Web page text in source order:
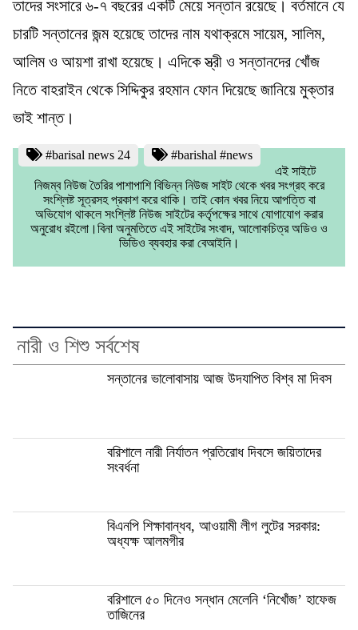
তাদের সংসারে ৬-৭ বছরের একটি মেয়ে সন্তান রয়েছে। বর্তমানে যে
চারটি সন্তানের জন্ম হয়েছে তাদের নাম যথাক্রমে সায়েম, সালিম,
আলিম ও আয়শা রাখা হয়েছে। এদিকে স্ত্রী ও সন্তানদের খোঁজ
নিতে বাহরাইন থেকে সিদ্দিকুর রহমান ফোন দিয়েছে জানিয়ে মুক্তার
ভাই শান্ত।
#barisal news 24
#barishal #news
এই সাইটে
নিজম্ব নিউজ তৈরির পাশাপাশি বিভিন্ন নিউজ সাইট থেকে খবর সংগ্রহ করে
সংশ্লিষ্ট সূত্রসহ প্রকাশ করে থাকি। তাই কোন খবর নিয়ে আপত্তি বা
অভিযোগ থাকলে সংশ্লিষ্ট নিউজ সাইটের কর্তৃপক্ষের সাথে যোগাযোগ করার
অনুরোধ রইলো।বিনা অনুমতিতে এই সাইটের সংবাদ, আলোকচিত্র অডিও ও
ভিডিও ব্যবহার করা বেআইনি।
নারী ও শিশু সর্বশেষ
সন্তানের ভালোবাসায় আজ উদযাপিত বিশ্ব মা দিবস
বরিশালে নারী নির্যাতন প্রতিরোধ দিবসে জয়িতাদের
সংবর্ধনা
বিএনপি শিক্ষাবান্ধব, আওয়ামী লীগ লুটের সরকার:
অধ্যক্ষ আলমগীর
বরিশালে ৫০ দিনেও সন্ধান মেলেনি ‘নিখোঁজ’ হাফেজ
তাজিনের